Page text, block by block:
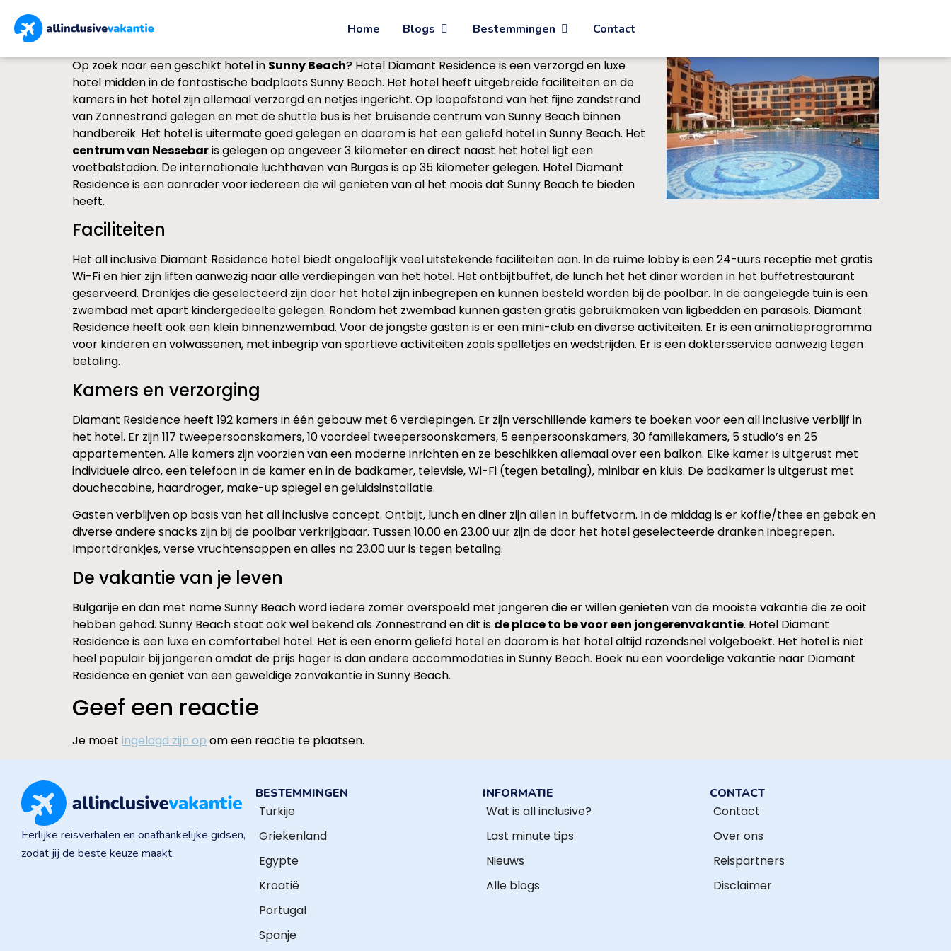
Home Blogs Bestemmingen Contact
Op zoek naar een geschikt hotel in Sunny Beach? Hotel Diamant Residence is een verzorgd en luxe
hotel midden in de fantastische badplaats Sunny Beach. Het hotel heeft uitgebreide faciliteiten en de
kamers in het hotel zijn allemaal verzorgd en netjes ingericht. Op loopafstand van het fijne zandstrand
van Zonnestrand gelegen en met de shuttle bus is het bruisende centrum van Sunny Beach binnen
handbereik. Het hotel is uitermate goed gelegen en daarom is het een geliefd hotel in Sunny Beach. Het
centrum van Nessebaris gelegen op ongeveer 3 kilometer en direct naast het hotel ligt een
voetbalstadion. De internationale luchthaven van Burgas is op 35 kilometer gelegen. Hotel Diamant
Residence is een aanrader voor iedereen die wil genieten van al het moois dat Sunny Beach te bieden
heeft.
Faciliteiten
Het all inclusive Diamant Residence hotel biedt ongelooflijk veel uitstekende faciliteiten aan. In de ruime lobby is een 24-uurs receptie met gratis
Wi-Fi en hier zijn liften aanwezig naar alle verdiepingen van het hotel. Het ontbijtbuffet, de lunch het het diner worden in het buffetrestaurant
geserveerd. Drankjes die geselecteerd zijn door het hotel zijn inbegrepen en kunnen besteld worden bij de poolbar. In de aangelegde tuin is een
zwembad met apart kindergedeelte gelegen. Rondom het zwembad kunnen gasten gratis gebruikmaken van ligbedden en parasols. Diamant
Residence heeft ook een klein binnenzwembad. Voor de jongste gasten is er een mini-club en diverse activiteiten. Er is een animatieprogramma
voor kinderen en volwassenen, met inbegrip van sportieve activiteiten zoals spelletjes en wedstrijden. Er is een doktersservice aanwezig tegen
betaling.
Kamers en verzorging
Diamant Residence heeft 192 kamers in één gebouw met 6 verdiepingen. Er zijn verschillende kamers te boeken voor een all inclusive verblijf in
het hotel. Er zijn 117 tweepersoonskamers, 10 voordeel tweepersoonskamers, 5 eenpersoonskamers, 30 familiekamers, 5 studio’s en 25
appartementen. Alle kamers zijn voorzien van een moderne inrichten en ze beschikken allemaal over een balkon. Elke kamer is uitgerust met
individuele airco, een telefoon in de kamer en in de badkamer, televisie, Wi-Fi (tegen betaling), minibar en kluis. De badkamer is uitgerust met
douchecabine, haardroger, make-up spiegel en geluidsinstallatie.
Gasten verblijven op basis van het all inclusive concept. Ontbijt, lunch en diner zijn allen in buffetvorm. In de middag is er koffie/thee en gebak en
diverse andere snacks zijn bij de poolbar verkrijgbaar. Tussen 10.00 en 23.00 uur zijn de door het hotel geselecteerde dranken inbegrepen.
Importdrankjes, verse vruchtensappen en alles na 23.00 uur is tegen betaling.
De vakantie van je leven
Bulgarije en dan met name Sunny Beach word iedere zomer overspoeld met jongeren die er willen genieten van de mooiste vakantie die ze ooit
hebben gehad. Sunny Beach staat ook wel bekend als Zonnestrand en dit is de place to be voor een jongerenvakantie. Hotel Diamant
Residence is een luxe en comfortabel hotel. Het is een enorm geliefd hotel en daarom is het hotel altijd razendsnel volgeboekt. Het hotel is niet
heel populair bij jongeren omdat de prijs hoger is dan andere accommodaties in Sunny Beach. Boek nu een voordelige vakantie naar Diamant
Residence en geniet van een geweldige zonvakantie in Sunny Beach.
Geef een reactie
Je moet ingelogd zijn op om een reactie te plaatsen.
Eerlijke reisverhalen en onafhankelijke gidsen,
zodat jij de beste keuze maakt.
BESTEMMINGEN
Turkije
Griekenland
Egypte
Kroatië
Portugal
Spanje
INFORMATIE
Wat is all inclusive?
Last minute tips
Nieuws
Alle blogs
CONTACT
Contact
Over ons
Reispartners
Disclaimer